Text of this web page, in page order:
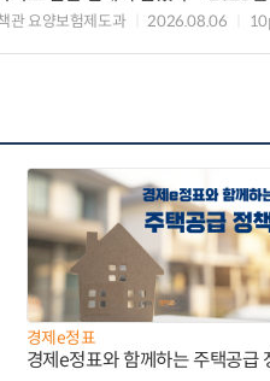
관 요양보험제도과 2026.08.06
경제e정표
경제e정표와 함께하는 주택공급